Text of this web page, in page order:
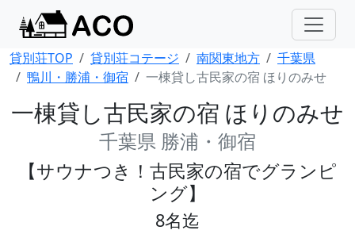
貸別荘TOP 貸別荘コテージ 南関東地方
千葉県
鴨川・勝浦・御宿
一棟貸し古民家の宿 ほりのみせ
一棟貸し古民家の宿 ほりのみせ
千葉県 勝浦・御宿
【サウナつき！古民家の宿でグランピ
ング】
8名迄